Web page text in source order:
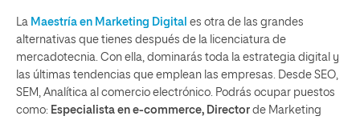
La Maestría en Marketing Digital es otra de las grandes
alternativas que tienes después de la licenciatura de
mercadotecnia. Con ella, dominarás toda la estrategia digital y
las últimas tendencias que emplean las empresas. Desde SEO,
SEM, Analítica al comercio electrónico. Podrás ocupar puestos
como: Especialista en e-commerce, Director de Marketing